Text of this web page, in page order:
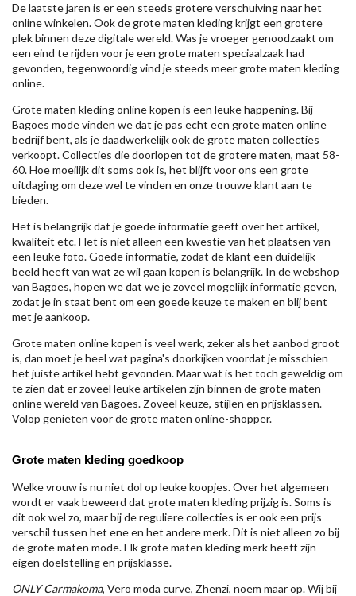
De laatste jaren is er een steeds grotere verschuiving naar het
online winkelen. Ook de grote maten kleding krijgt een grotere
plek binnen deze digitale wereld. Was je vroeger genoodzaakt om
een eind te rijden voor je een grote maten speciaalzaak had
gevonden, tegenwoordig vind je steeds meer grote maten kleding
online.
Grote maten kleding online kopen is een leuke happening. Bij
Bagoes mode vinden we dat je pas echt een grote maten online
bedrijf bent, als je daadwerkelijk ook de grote maten collecties
verkoopt. Collecties die doorlopen tot de grotere maten, maat 58-
60. Hoe moeilijk dit soms ook is, het blijft voor ons een grote
uitdaging om deze wel te vinden en onze trouwe klant aan te
bieden.
Het is belangrijk dat je goede informatie geeft over het artikel,
kwaliteit etc. Het is niet alleen een kwestie van het plaatsen van
een leuke foto. Goede informatie, zodat de klant een duidelijk
beeld heeft van wat ze wil gaan kopen is belangrijk. In de webshop
van Bagoes, hopen we dat we je zoveel mogelijk informatie geven,
zodat je in staat bent om een goede keuze te maken en blij bent
met je aankoop.
Grote maten online kopen is veel werk, zeker als het aanbod groot
is, dan moet je heel wat pagina's doorkijken voordat je misschien
het juiste artikel hebt gevonden. Maar wat is het toch geweldig om
te zien dat er zoveel leuke artikelen zijn binnen de grote maten
online wereld van Bagoes. Zoveel keuze, stijlen en prijsklassen.
Volop genieten voor de grote maten online-shopper.
Grote maten kleding goedkoop
Welke vrouw is nu niet dol op leuke koopjes. Over het algemeen
wordt er vaak beweerd dat grote maten kleding prijzig is. Soms is
dit ook wel zo, maar bij de reguliere collecties is er ook een prijs
verschil tussen het ene en het andere merk. Dit is niet alleen zo bij
de grote maten mode. Elk grote maten kleding merk heeft zijn
eigen doelstelling en prijsklasse.
ONLY Carmakoma, Vero moda curve, Zhenzi, noem maar op. Wij bij